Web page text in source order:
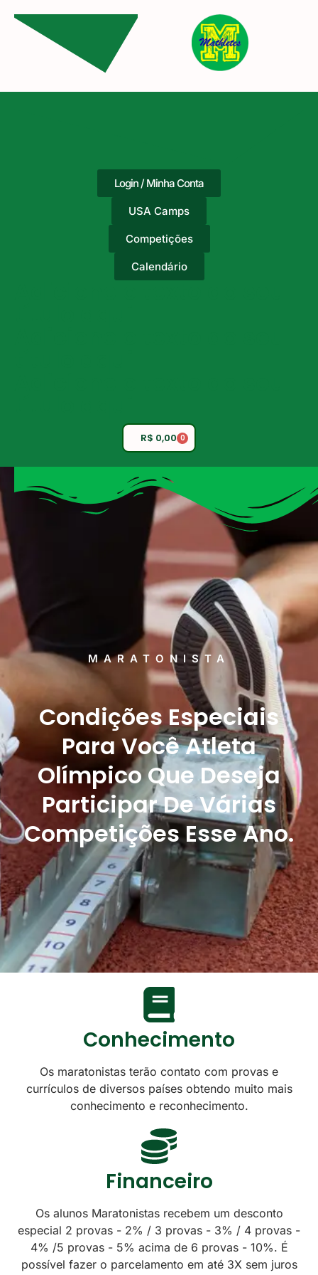
Login / Minha Conta
USA Camps
Competições
Calendário
Adicione o texto do seu
R$ 0,00 0
MARATONISTA
Condições Especiais
Para Você Atleta
Olímpico Que Deseja
Participar De Várias
Competições Esse Ano.
Conhecimento
Os maratonistas terão contato com provas e
currículos de diversos países obtendo muito mais
conhecimento e reconhecimento.
Financeiro
Os alunos Maratonistas recebem um desconto
especial 2 provas - 2% / 3 provas - 3% / 4 provas -
4% /5 provas - 5% acima de 6 provas - 10%. É
possível fazer o parcelamento em até 3X sem juros